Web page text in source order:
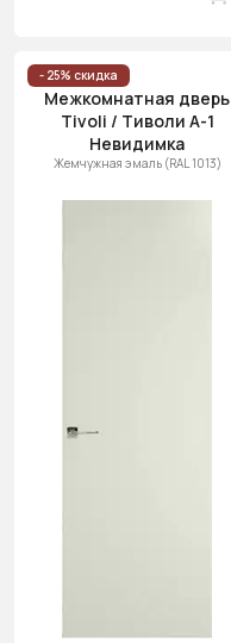
- 25% скидка
Межкомнатная дверь
Tivoli / Тиволи А-1
Невидимка
Жемчужная эмаль (RAL 1013)